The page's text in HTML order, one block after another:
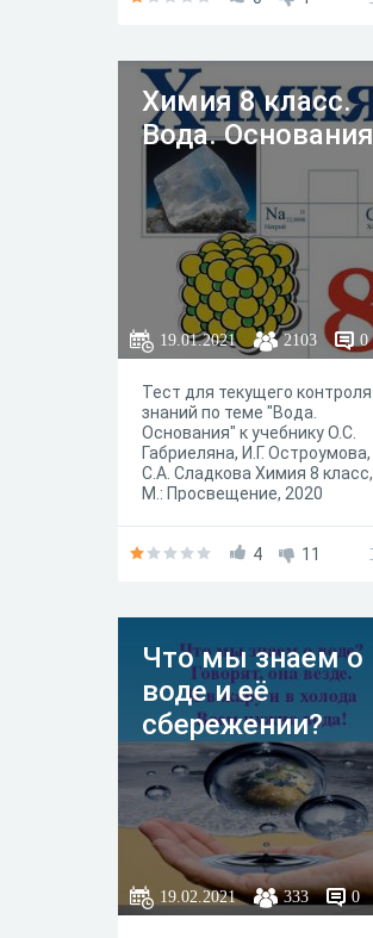
Химия 8 класс.
Вода. Основания
19.01.2021 2103 0
Тест для текущего контроля
знаний по теме "Вода.
Основания" к учебнику О.С.
Габриеляна, И.Г. Остроумова,
С.А. Сладкова Химия 8 класс,
М.: Просвещение, 2020
4 11
Что мы знаем о
воде и её
сбережении?
19.02.2021 333 0